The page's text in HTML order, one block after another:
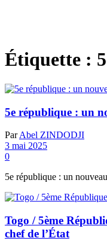
Étiquette :
5e république : un
Par Abel ZINDODJI
3 mai 2025
0
5e république : un
Togo / 5ème
chef de l’État